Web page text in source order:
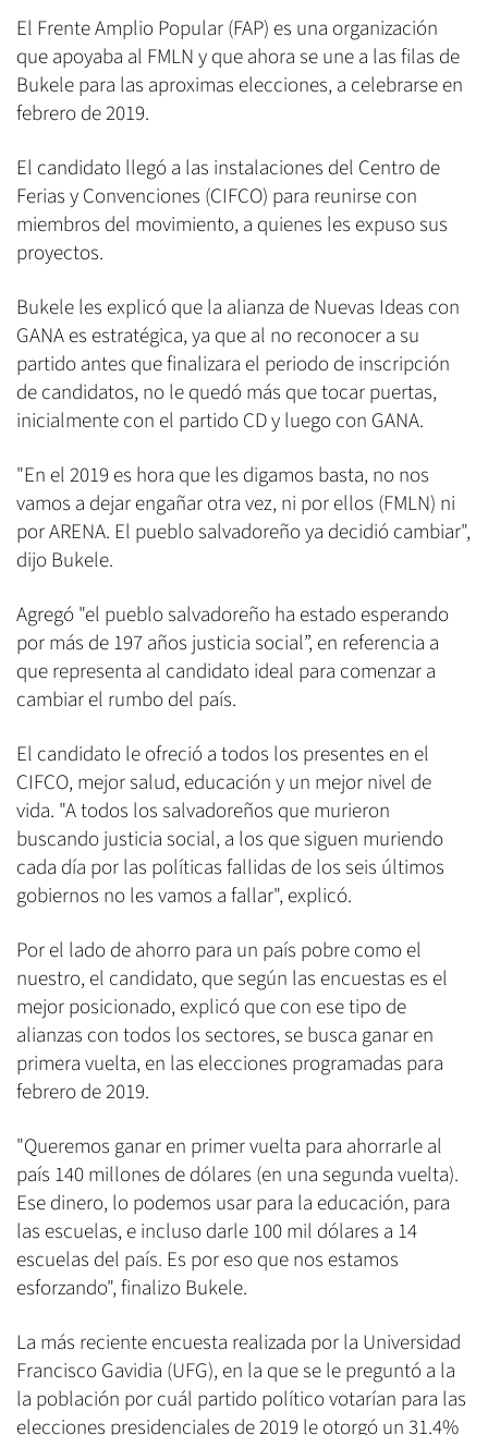
El Frente Amplio Popular (FAP) es una organización
que apoyaba al FMLN y que ahora se une a las filas de
Bukele para las aproximas elecciones, a celebrarse en
febrero de 2019.
El candidato llegó a las instalaciones del Centro de
Ferias y Convenciones (CIFCO) para reunirse con
miembros del movimiento, a quienes les expuso sus
proyectos.
Bukele les explicó que la alianza de Nuevas Ideas con
GANA es estratégica, ya que al no reconocer a su
partido antes que finalizara el periodo de inscripción
de candidatos, no le quedó más que tocar puertas,
inicialmente con el partido CD y luego con GANA.
"En el 2019 es hora que les digamos basta, no nos
vamos a dejar engañar otra vez, ni por ellos (FMLN) ni
por ARENA. El pueblo salvadoreño ya decidió cambiar",
dijo Bukele.
Agregó "el pueblo salvadoreño ha estado esperando
por más de 197 años justicia social”, en referencia a
que representa al candidato ideal para comenzar a
cambiar el rumbo del país.
El candidato le ofreció a todos los presentes en el
CIFCO, mejor salud, educación y un mejor nivel de
vida. "A todos los salvadoreños que murieron
buscando justicia social, a los que siguen muriendo
cada día por las políticas fallidas de los seis últimos
gobiernos no les vamos a fallar", explicó.
Por el lado de ahorro para un país pobre como el
nuestro, el candidato, que según las encuestas es el
mejor posicionado, explicó que con ese tipo de
alianzas con todos los sectores, se busca ganar en
primera vuelta, en las elecciones programadas para
febrero de 2019.
"Queremos ganar en primer vuelta para ahorrarle al
país 140 millones de dólares (en una segunda vuelta).
Ese dinero, lo podemos usar para la educación, para
las escuelas, e incluso darle 100 mil dólares a 14
escuelas del país. Es por eso que nos estamos
esforzando", finalizo Bukele.
La más reciente encuesta realizada por la Universidad
Francisco Gavidia (UFG), en la que se le preguntó a la
la población por cuál partido político votarían para las
elecciones presidenciales de 2019 le otorgó un 31.4%